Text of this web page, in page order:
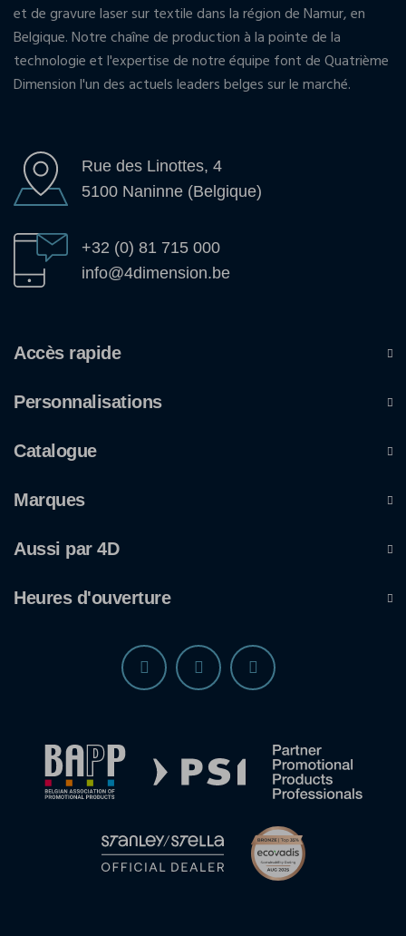
et de gravure laser sur textile dans la région de Namur, en
Belgique. Notre chaîne de production à la pointe de la
technologie et l'expertise de notre équipe font de Quatrième
Dimension l'un des actuels leaders belges sur le marché.
Rue des Linottes, 4
5100 Naninne (Belgique)
+32 (0) 81 715 000
info@4dimension.be
Accès rapide
Personnalisations
Catalogue
Marques
Aussi par 4D
Heures d'ouverture